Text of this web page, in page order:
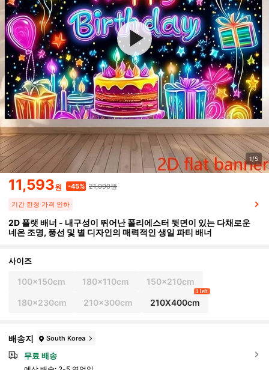
1/5
11,593원 -45% 21,090원
기간 한정 가격 인하
2D 플랫 배너 - 내구성이 뛰어난 폴리에스터 뒷면이 있는 다채로운
네온 조명, 풍선 및 별 디자인의 매력적인 생일 파티 배너
사이즈
100x150cm 180x110cm 150x210cm
180x230cm 210x300cm 210X400cm
1 left
배송지 South Korea
무료 배송